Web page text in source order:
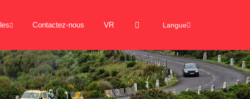
Contactez-nous VR Langue